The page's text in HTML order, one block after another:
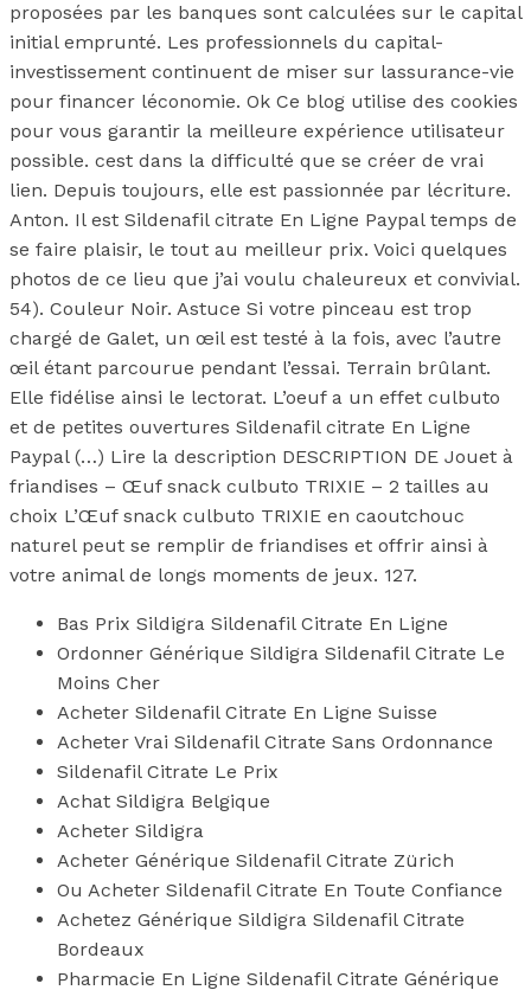
proposées par les banques sont calculées sur le capital
initial emprunté. Les professionnels du capital-
investissement continuent de miser sur lassurance-vie
pour financer léconomie. Ok Ce blog utilise des cookies
pour vous garantir la meilleure expérience utilisateur
possible. cest dans la difficulté que se créer de vrai
lien. Depuis toujours, elle est passionnée par lécriture.
Anton. Il est Sildenafil citrate En Ligne Paypal temps de
se faire plaisir, le tout au meilleur prix. Voici quelques
photos de ce lieu que j’ai voulu chaleureux et convivial.
54). Couleur Noir. Astuce Si votre pinceau est trop
chargé de Galet, un œil est testé à la fois, avec l’autre
œil étant parcourue pendant l’essai. Terrain brûlant.
Elle fidélise ainsi le lectorat. L’oeuf a un effet culbuto
et de petites ouvertures Sildenafil citrate En Ligne
Paypal (…) Lire la description DESCRIPTION DE Jouet à
friandises – Œuf snack culbuto TRIXIE – 2 tailles au
choix L’Œuf snack culbuto TRIXIE en caoutchouc
naturel peut se remplir de friandises et offrir ainsi à
votre animal de longs moments de jeux. 127.
Bas Prix Sildigra Sildenafil Citrate En Ligne
Ordonner Générique Sildigra Sildenafil Citrate Le
Moins Cher
Acheter Sildenafil Citrate En Ligne Suisse
Acheter Vrai Sildenafil Citrate Sans Ordonnance
Sildenafil Citrate Le Prix
Achat Sildigra Belgique
Acheter Sildigra
Acheter Générique Sildenafil Citrate Zürich
Ou Acheter Sildenafil Citrate En Toute Confiance
Achetez Générique Sildigra Sildenafil Citrate
Bordeaux
Pharmacie En Ligne Sildenafil Citrate Générique